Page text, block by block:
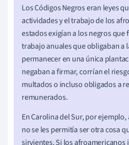
Los Códigos Negros eran leyes
actividades y el trabajo de los
estados exigían a los negros
trabajo anuales que obligaban a
permanecer en una única
negaban a firmar, corrían el
multados o incluso obligados a
remunerados.
En Carolina del Sur, por
no se les permitía ser otra cosa
sirvientes. Si los